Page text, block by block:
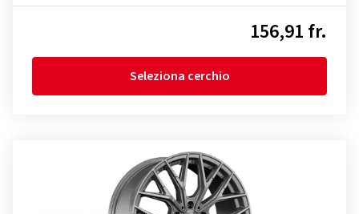
156,91 fr.
Seleziona cerchio